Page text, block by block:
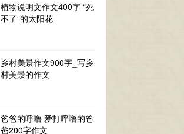
植物说明文作文400字 “死
不了”的太阳花
乡村美景作文900字_写乡
村美景的作文
爸爸的呼噜 爱打呼噜的爸
爸200字作文